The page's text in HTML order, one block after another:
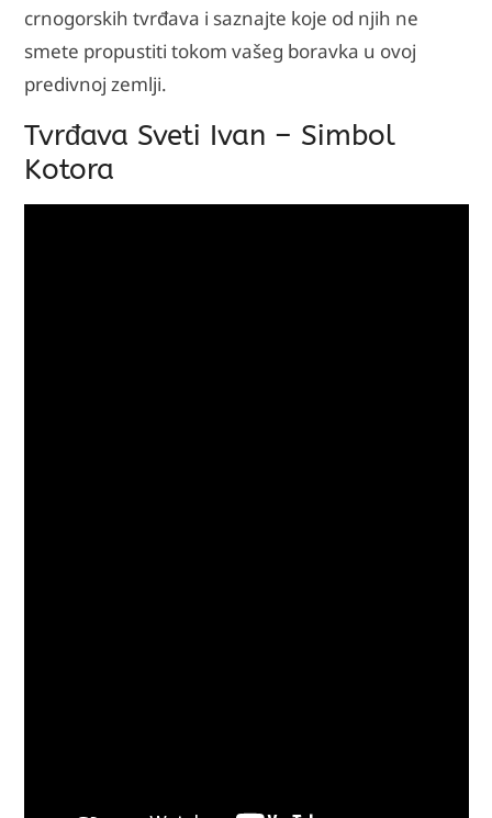
crnogorskih tvrđava i saznajte koje od njih ne
smete propustiti tokom vašeg boravka u ovoj
predivnoj zemlji.
Tvrđava Sveti Ivan – Simbol
Kotora